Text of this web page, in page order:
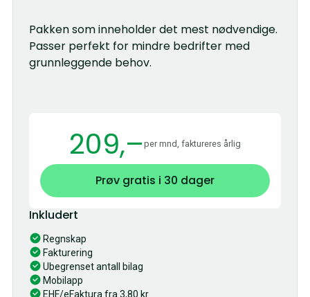
Pakken som inneholder det mest nødvendige.
Passer perfekt for mindre bedrifter med
grunnleggende behov.
209,– per mnd, faktureres årlig
Prøv gratis i 30 dager
Inkludert
Regnskap
Fakturering
Ubegrenset antall bilag
Mobilapp
EHF/eFaktura fra 3,80 kr